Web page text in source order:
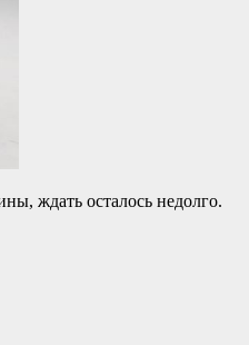
ждать осталось недолго.